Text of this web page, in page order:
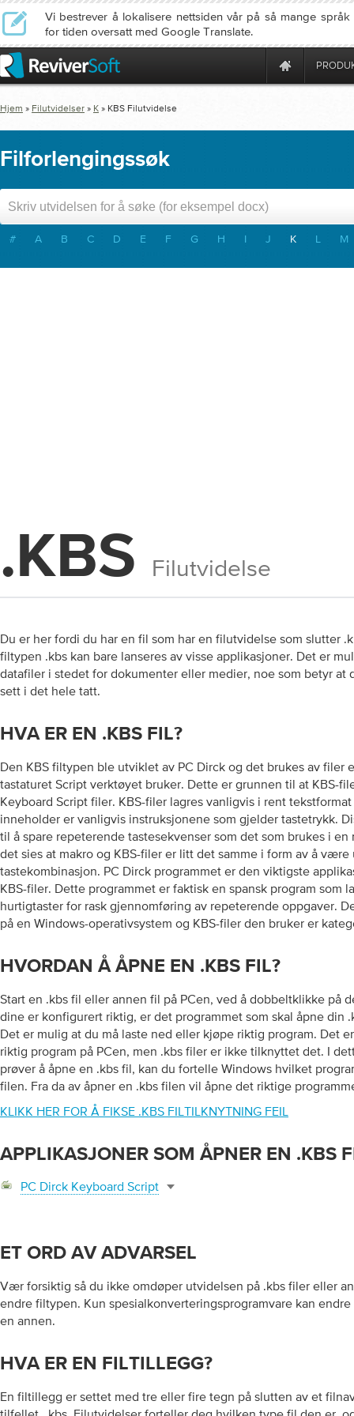
Vi bestrever å lokalisere nettsiden vår på så mange
for tiden oversatt med Google Translate.
Hjem » Filutvidelser » K » KBS Filutvidelse
Filforlengingssøk
# A B C D E F G H I J K L M
.KBS Filutvidelse
Du er her fordi du har en fil som har en filutvidelse som slutter
filtypen .kbs kan bare lanseres av visse applikasjoner. Det er
datafiler i stedet for dokumenter eller medier, noe som betyr at
sett i det hele tatt.
HVA ER EN .KBS FIL?
Den KBS filtypen ble utviklet av PC Dirck og det brukes av filer
tastaturet Script verktøyet bruker. Dette er grunnen til at KBS-
Keyboard Script filer. KBS-filer lagres vanligvis i rent
inneholder er vanligvis instruksjonene som gjelder tastetrykk.
til å spare repeterende tastesekvenser som det som brukes i
det sies at makro og KBS-filer er litt det samme i form av å være
tastekombinasjon. PC Dirck programmet er den viktigste
KBS-filer. Dette programmet er faktisk en spansk program som
hurtigtaster for rask gjennomføring av repeterende oppgaver.
på en Windows-operativsystem og KBS-filer den bruker er
HVORDAN Å ÅPNE EN .KBS FIL?
Start en .kbs fil eller annen fil på PCen, ved å dobbeltklikke på
dine er konfigurert riktig, er det programmet som skal åpne din
Det er mulig at du må laste ned eller kjøpe riktig program. Det
riktig program på PCen, men .kbs filer er ikke tilknyttet det. I
prøver å åpne en .kbs fil, kan du fortelle Windows hvilket
filen. Fra da av åpner en .kbs filen vil åpne det riktige
KLIKK HER FOR Å FIKSE .KBS FILTILKNYTNING FEIL
APPLIKASJONER SOM ÅPNER EN .KBS
PC Dirck Keyboard Script
ET ORD AV ADVARSEL
Vær forsiktig så du ikke omdøper utvidelsen på .kbs filer eller
endre filtypen. Kun spesialkonverteringsprogramvare kan
en annen.
HVA ER EN FILTILLEGG?
En filtillegg er settet med tre eller fire tegn på slutten av et